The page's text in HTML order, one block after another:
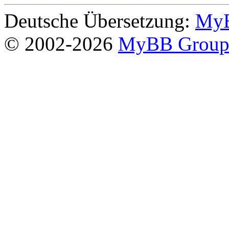
Deutsche Übersetzung:
© 2002-2026 MyBB Group